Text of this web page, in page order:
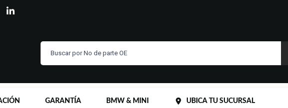
GARANTÍA BMW & MINI UBICA TU SUCURSAL